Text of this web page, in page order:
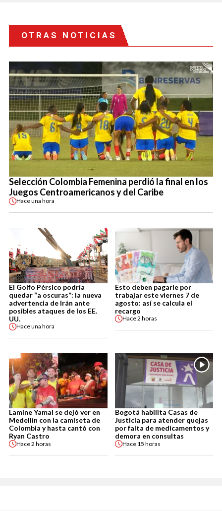
OTRAS NOTICIAS
Selección Colombia Femenina perdió la final en los
Juegos Centroamericanos y del Caribe
Haceuna hora
El Golfo Pérsico podría
quedar “a oscuras”: la nueva
advertencia de Irán ante
posibles ataques de los EE.
UU.
Haceuna hora
Esto deben pagarle por
trabajar este viernes 7 de
agosto: así se calcula el
recargo
Hace2 horas
Lamine Yamal se dejó ver en
Medellín con la camiseta de
Colombia y hasta cantó con
Ryan Castro
Hace2 horas
Bogotá habilita Casas de
Justicia para atender quejas
por falta de medicamentos y
demora en consultas
Hace 15 horas